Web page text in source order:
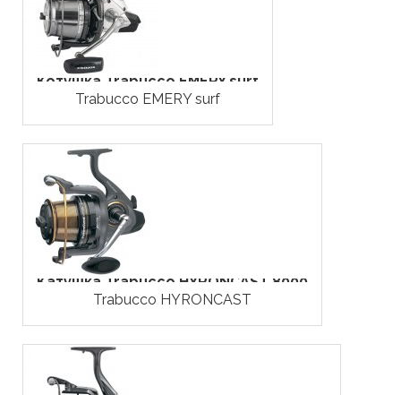
Котушка Trabucco EMERY surf
Trabucco EMERY surf
Катушка Trabucco HYRONCAST 8000
Trabucco HYRONCAST